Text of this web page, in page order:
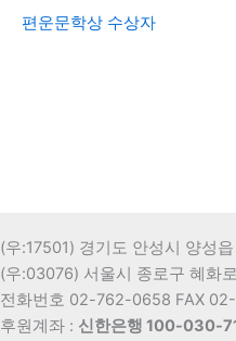
편운문학상 수상자
(우:17501) 경기도 안성시 양성
(우:03076) 서울시 종로구 혜화
전화번호 02-762-0658 FAX
후원계좌 : 신한은행 100-030-